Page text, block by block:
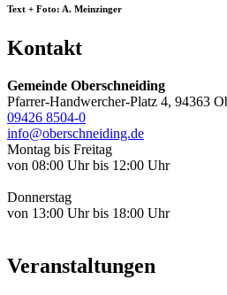
Text + Foto: A. Meinzinger
Kontakt
Gemeinde Oberschneiding
Pfarrer-Handwercher-Platz 4, 94363
09426 8504-0
info@oberschneiding.de
Montag bis Freitag
von 08:00 Uhr bis 12:00 Uhr
Donnerstag
von 13:00 Uhr bis 18:00 Uhr
Veranstaltungen